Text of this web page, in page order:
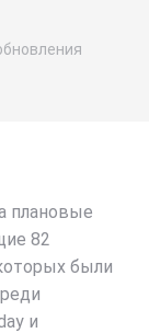
плановые
82
были
и